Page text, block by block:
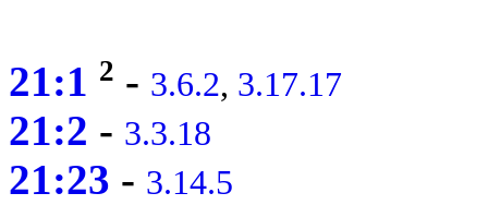
21:1 2 - 3.6.2, 3.17.17
21:2 - 3.3.18
21:23 - 3.14.5